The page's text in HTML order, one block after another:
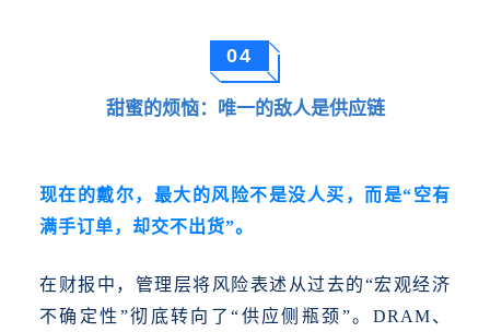
04
甜蜜的烦恼：唯一的敌人是供应链
现在的戴尔，最大的风险不是没人买，而是“空有
满手订单，却交不出货”。
在财报中，管理层将风险表述从过去的“宏观经济
不确定性”彻底转向了“供应侧瓶颈”。DRAM、